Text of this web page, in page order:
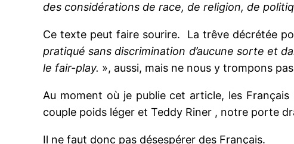
des considérations de race, de religion, de
Ce texte peut faire sourire. La trêve décrétée
pratiqué sans discrimination d’aucune sorte et
le fair-play. », aussi, mais ne nous y trompons
Au moment où je publie cet article, les
couple poids léger et Teddy Riner , notre porte
Il ne faut donc pas désespérer des Français.